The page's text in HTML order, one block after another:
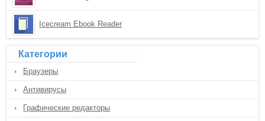
Icecream Ebook Reader
Категории
Браузеры
Антивирусы
Графические редакторы